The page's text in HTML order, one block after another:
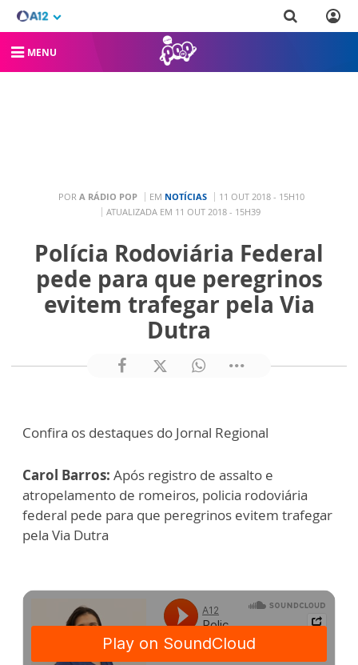
MENU
POR A RÁDIO POP EM NOTÍCIAS
11 OUT 2018 - 15H10
ATUALIZADA EM 11 OUT 2018 - 15H39
Polícia Rodoviária Federal
pede para que peregrinos
evitem trafegar pela Via
Dutra
Confira os destaques do Jornal Regional
Carol Barros: Após registro de assalto e
atropelamento de romeiros, policia rodoviária
federal pede para que peregrinos evitem trafegar
pela Via Dutra